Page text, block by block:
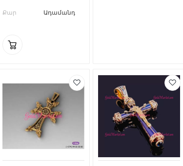
Քար Ադամանդ